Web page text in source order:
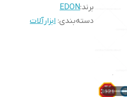
برند:EDON
دسته‌بندی: ابزارآلات